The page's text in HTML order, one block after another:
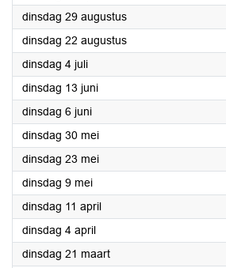
dinsdag 29 augustus2023
dinsdag 22 augustus2023
dinsdag 4 juli2023
dinsdag 13 juni2023
dinsdag 6 juni2023
dinsdag 30 mei2023
dinsdag 23 mei2023
dinsdag 9 mei2023
dinsdag 11 april2023
dinsdag 4 april2023
dinsdag 21 maart2023